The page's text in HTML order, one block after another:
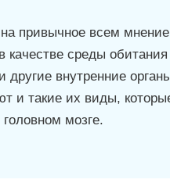
привычное всем
качестве среды
другие внутренние
и такие их виды,
головном мозге.